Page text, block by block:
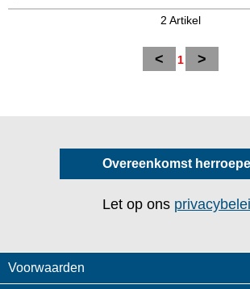
2 Artikel
< 1 >
Overeenkomst
Let op ons
Voorwaarden